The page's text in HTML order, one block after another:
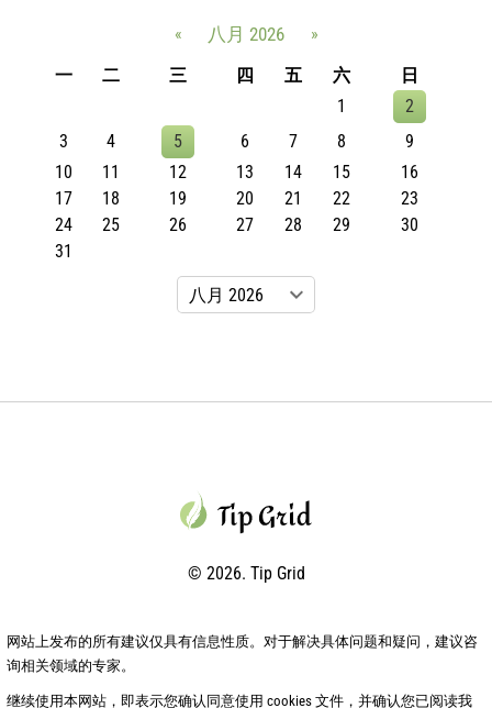
« 八月 2026
»
一
二 三 四 五 六
日
1
2
3
4 5 6 7 8
9
10
11 12 13 14 15
16
17
18 19 20 21 22
23
24
25 26 27 28 29
30
31
© 2026. Tip Grid
网站上发布的所有建议仅具有信息性质。对于解决具体问题和疑问，建议咨
询相关领域的专家。
继续使用本网站，即表示您确认同意使用 cookies 文件，并确认您已阅读我